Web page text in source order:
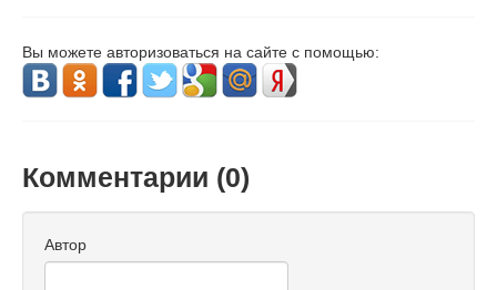
Вы можете авторизоваться на сайте с помощью:
Комментарии (0)
Автор